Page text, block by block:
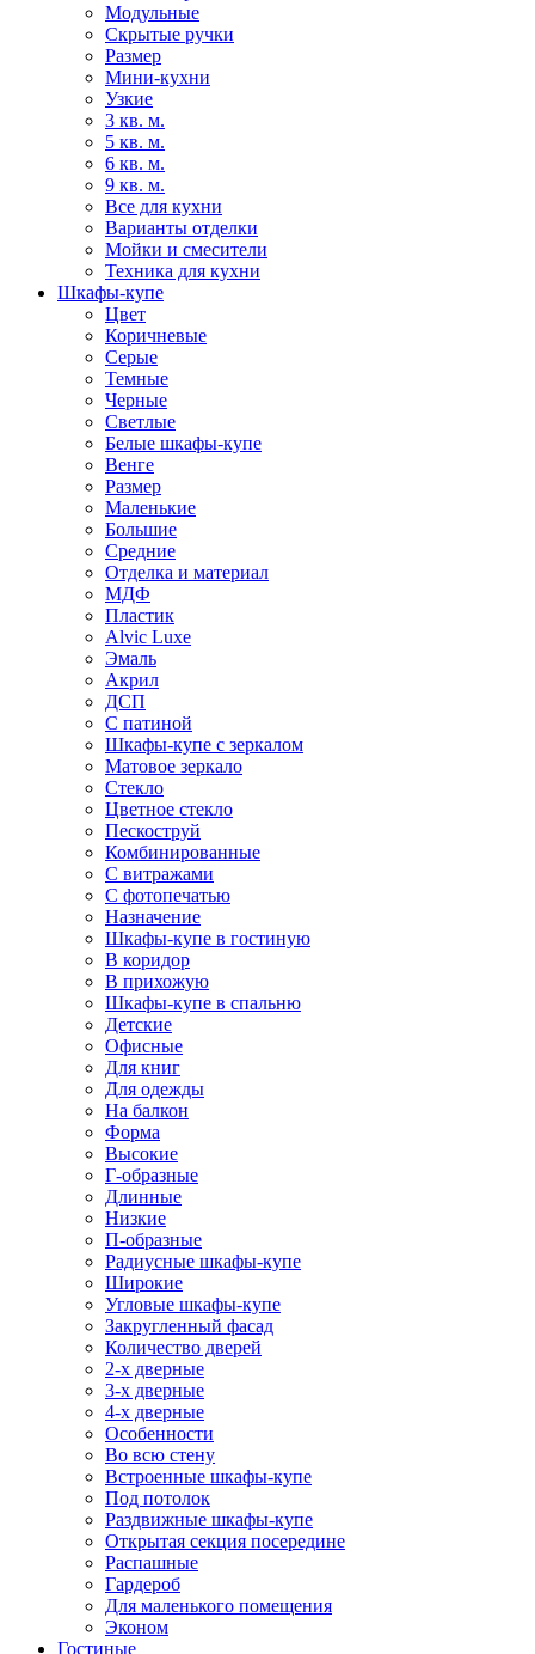
Модульные
Скрытые ручки
Размер
Мини-кухни
Узкие
3 кв. м.
5 кв. м.
6 кв. м.
9 кв. м.
Все для кухни
Варианты отделки
Мойки и смесители
Техника для кухни
Шкафы-купе
Цвет
Коричневые
Серые
Темные
Черные
Светлые
Белые шкафы-купе
Венге
Размер
Маленькие
Большие
Средние
Отделка и материал
МДФ
Пластик
Alvic Luxe
Эмаль
Акрил
ДСП
С патиной
Шкафы-купе с зеркалом
Матовое зеркало
Стекло
Цветное стекло
Пескоструй
Комбинированные
С витражами
С фотопечатью
Назначение
Шкафы-купе в гостиную
В коридор
В прихожую
Шкафы-купе в спальню
Детские
Офисные
Для книг
Для одежды
На балкон
Форма
Высокие
Г-образные
Длинные
Низкие
П-образные
Радиусные шкафы-купе
Широкие
Угловые шкафы-купе
Закругленный фасад
Количество дверей
2-х дверные
3-х дверные
4-х дверные
Особенности
Во всю стену
Встроенные шкафы-купе
Под потолок
Раздвижные шкафы-купе
Открытая секция посередине
Распашные
Гардероб
Для маленького помещения
Эконом
Гостиные